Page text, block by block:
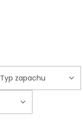
Typ zapachu